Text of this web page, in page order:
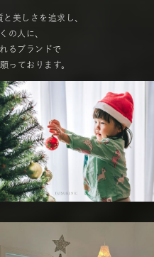
美しさを追求し、
の人に、
るブランドで
っております。